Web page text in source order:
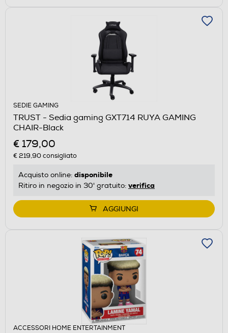
SEDIE GAMING
TRUST - Sedia gaming GXT714 RUYA GAMING
CHAIR-Black
€ 179,00
€ 219,90consigliato
Acquisto online: disponibile
Ritiro in negozio in 30' gratuito: verifica
AGGIUNGI
ACCESSORI HOME ENTERTAINMENT